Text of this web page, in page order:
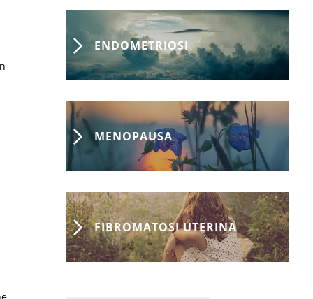
ENDOMETRIOSI
MENOPAUSA
FIBROMATOSI UTERINA